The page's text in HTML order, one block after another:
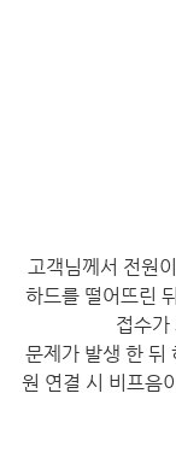
고객님께서 전원
하드를 떨어뜨린
접수가
문제가 발생 한 뒤
원 연결 시 비프음